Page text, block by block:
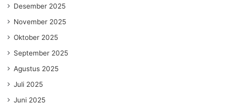
Desember 2025
November 2025
Oktober 2025
September 2025
Agustus 2025
Juli 2025
Juni 2025